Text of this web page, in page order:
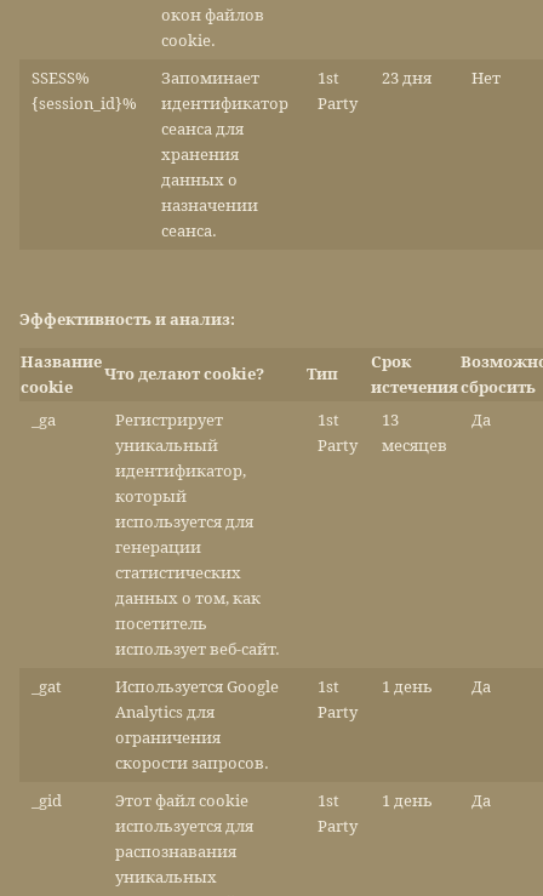
окон файлов
cookie.
SSESS%
{session_id}%
Запоминает
идентификатор
сеанса для
хранения
данных о
назначении
сеанса.
1st
Party
23 дня Нет
Эффективность и анализ:
Название
cookie
Что делают cookie? Тип
Срок
истечениясбросить
_ga
Регистрирует
уникальный
идентификатор,
который
используется для
генерации
статистических
данных о том, как
посетитель
использует веб-сайт.
1st
Party
13
месяцев
Да
_gat
Используется Google
Analytics для
ограничения
скорости запросов.
1st
Party
1 день Да
_gid
Этот файл cookie
используется для
распознавания
уникальных
1st
Party
1 день Да